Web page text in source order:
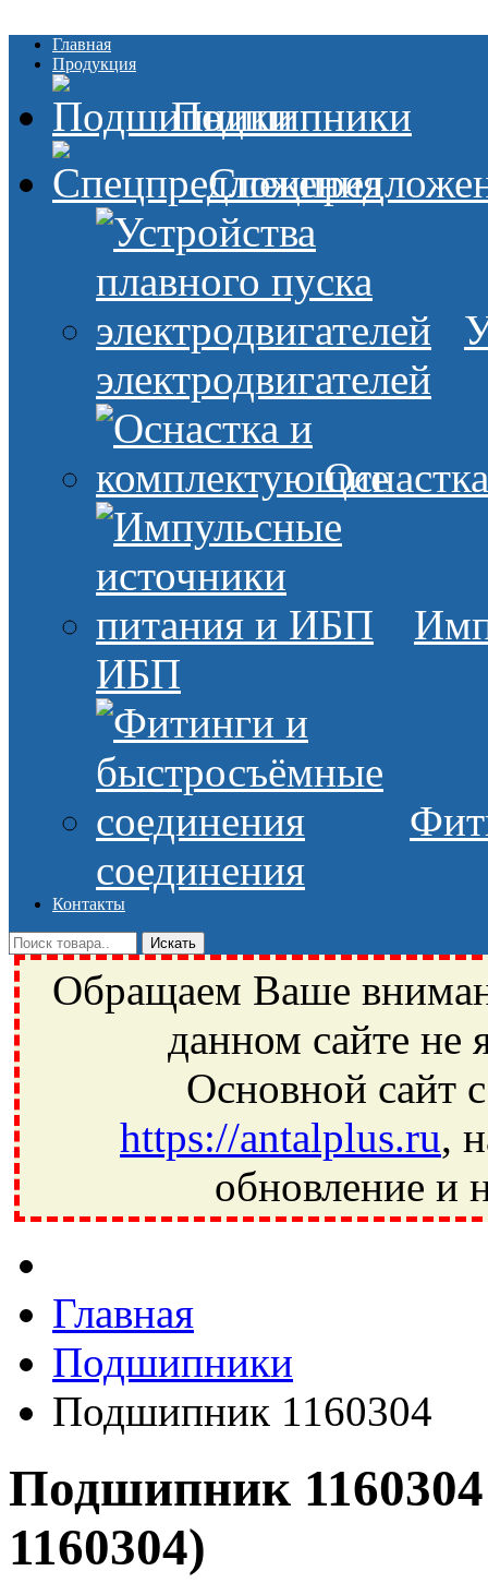
Главная
Продукция
Подшипники
электродвигателей
ИБП
соединения
Контакты
Обращаем Ваше
данном сайте не
Основной сайт
https://antalplus.ru,
обновление и
Ивантеевка, подшипники, пневматика, метизы, техника,
Главная
Подшипники
Подшипник 1160304
Подшипник
1160304)